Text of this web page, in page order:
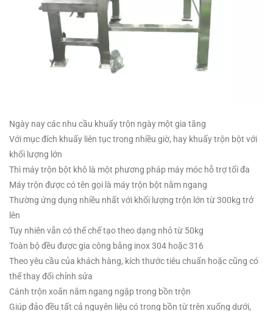
Ngày nay các nhu cầu khuấy trộn ngày một gia tăng
Với mục đích khuấy liên tục trong nhiều giờ, hay khuấy trộn bột với
khối lượng lớn
Thì máy trộn bột khô là một phương pháp máy móc hỗ trợ tối đa
Máy trộn được có tên gọi là máy trộn bột nằm ngang
Thường ứng dụng nhiều nhất với khối lượng trộn lớn từ 300kg trở
lên
Tuy nhiên vẫn có thể chế tạo theo dạng nhỏ từ 50kg
Toàn bộ đều được gia công bằng inox 304 hoặc 316
Theo yêu cầu của khách hàng, kích thước tiêu chuẩn hoặc cũng có
thể thay đổi chỉnh sửa
Cánh trộn xoắn nằm ngang ngập trong bồn trộn
Giúp đảo đều tất cả nguyên liệu có trong bồn từ trên xuống dưới,